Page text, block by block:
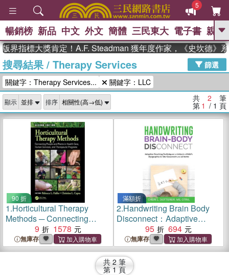
5
GO
熱搜： 東野圭吾 高希均教授回憶錄
、 The Odyssey 、 父親節 、 如果歷
史是一群喵 、 暑期推薦
獎 臺灣漫遊錄 、 方念華 、 台灣的李
登輝時代
數學女孩：黎曼猜想 、
偉大的迷走神經
暢銷榜 新品 中文 外文 簡體 三民東大 電子書 親子
界指標大獎肯定！A.F. Steadman 獲年度作家，《史坎德》
搜尋結果/ Therapy Services
篩選
關鍵字：Therapy Services...
關鍵字：LLC
顯示 排序 共 2 筆
第 1 / 1 頁
90 折
1.Horticultural Therapy
Methods ─ Connecting
People and Plants in Health
Care, Human Services, and
Therapeutic Programs
9 1578
無庫存
滿額折
2.Handwriting Brain Body
Disconnect：Adaptive
Teaching Techniques to Unl
95 694
無庫存
共 2 筆
第 1 頁